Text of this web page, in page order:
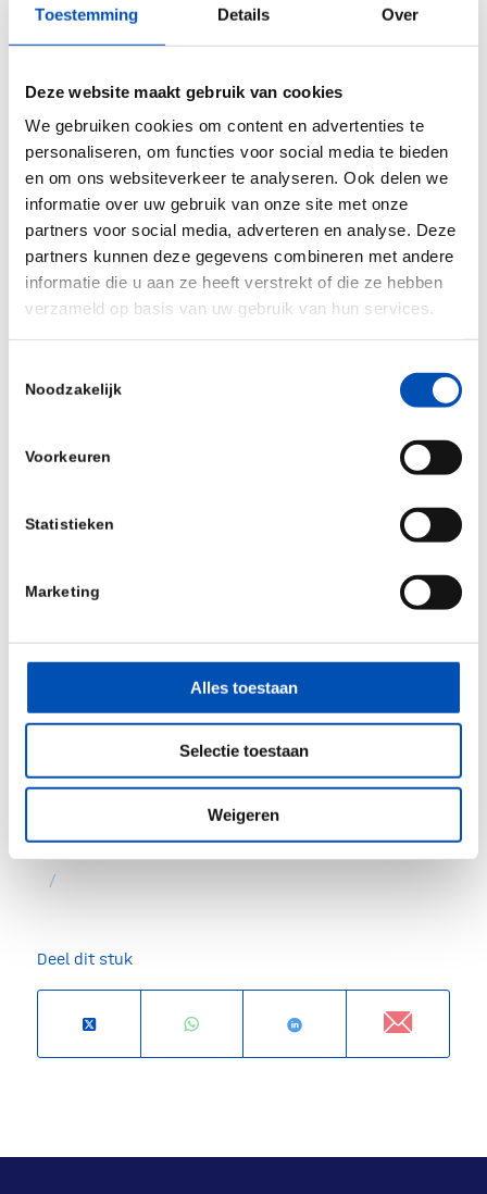
Toestemming Details Over
Deze website maakt gebruik van cookies
We gebruiken cookies om content en advertenties te
personaliseren, om functies voor social media te bieden
en om ons websiteverkeer te analyseren. Ook delen we
informatie over uw gebruik van onze site met onze
partners voor social media, adverteren en analyse. Deze
partners kunnen deze gegevens combineren met andere
informatie die u aan ze heeft verstrekt of die ze hebben
verzameld op basis van uw gebruik van hun services.
Noodzakelijk
Voorkeuren
Statistieken
Marketing
Alles toestaan
Selectie toestaan
Weigeren
circulaire oplossingen.
en het wegvallen van productiecapaciteit vormen
een directe bedreiging voor de sector,
onderstreept ook de
eindrapportage van de
Plastictafel. En dat is zonde. Want juist in de
biotech liggen oplossingen die het leven beter
maken, zonder dat je je hele leven hoeft om te
gooien. Denk aan plastics gemaakt uit
plastictransitie vraagt dus om meer dan alleen
systeemverandering – om toekomstbestendige
opschaling, en een markt die duurzame keuzes
beloont. Op die manier geven we circulaire
materialen een eerlijke kans. En met biotech als
onderdeel van de oplossing, maken we de
plastictransitie niet alleen haalbaar, maar ook
Heb jij ideeën over hoe we bioplastics een boost
kunnen geven? Of werk je aan een oplossing die
gezien mag worden? We gaan graag het gesprek
/
Deel dit stuk